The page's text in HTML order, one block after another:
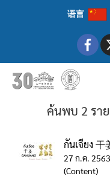
语言
ค้นพบ 2 ราย
กันเจียง
27 ก.ค. 2563
(Content)